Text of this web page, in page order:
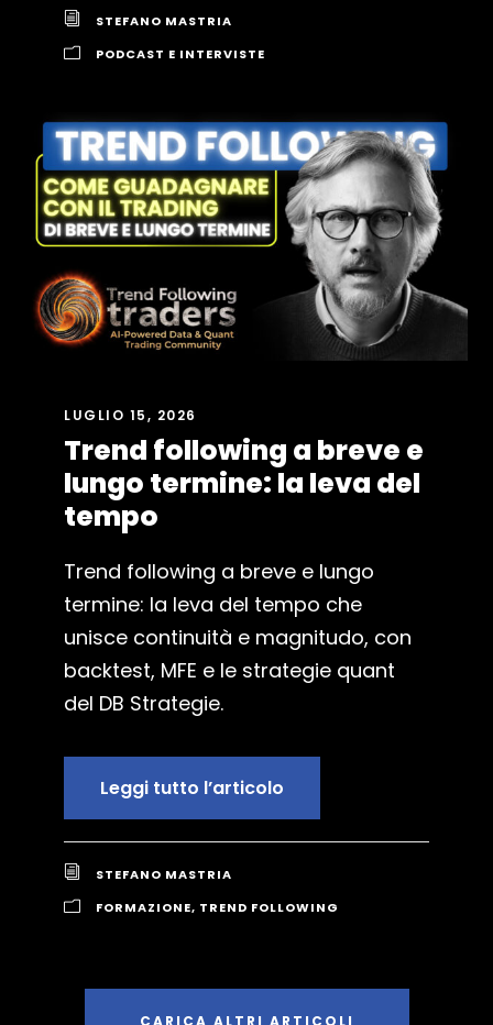
STEFANO MASTRIA
PODCAST E INTERVISTE
LUGLIO 15, 2026
Trend following a breve e
lungo termine: la leva del
tempo
Trend following a breve e lungo
termine: la leva del tempo che
unisce continuità e magnitudo, con
backtest, MFE e le strategie quant
del DB Strategie.
Leggi tutto l’articolo
STEFANO MASTRIA
FORMAZIONE, TREND FOLLOWING
CARICA ALTRI ARTICOLI